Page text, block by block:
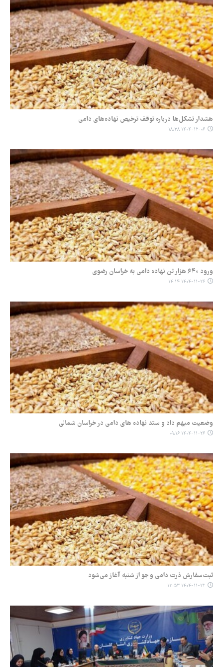
هشدار تشکل‌ها درباره توقف ترخیص نهاده‌های دامی
۱۴۰۴-۱۲-۰۶ ۱۸:۳۸
ورود ۶۴۰ هزار تن نهاده دامی به خراسان رضوی
۱۴۰۴-۱۱-۲۶ ۱۴:۱۴
وضعیت مبهم داد و ستد نهاده های دامی در خراسان شمالی
۱۴۰۴-۱۱-۲۶ ۰۹:۱۶
ثبت‌سفارش ذرت دامی و جو از شنبه آغاز می‌شود
۱۴۰۴-۱۱-۲۲ ۱۳:۵۳